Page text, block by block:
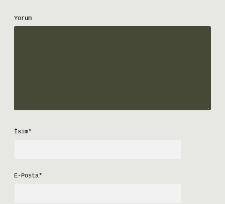
Yorum
İsim*
E-Posta*